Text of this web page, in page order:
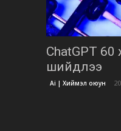
ChatGPT
шийдлээ
Ai | Хиймэл оюун